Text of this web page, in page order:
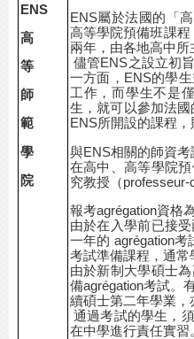
ENS
高
等
師
範
學
院
ENS屬於法國的「
高等學院預備班課
兩年，由各地高中
儘管ENS之設立初
一方面，ENS的學
工作，而學生不是
生，就可以參加法
ENS所開設的課程，
與ENS相關的師資
在高中、高等學院
究教授（professeur-
報考agrégation資格
由於在入學前已接
一年的 agrégation
考試準備課程，通
由於新制大學碩士
備agrégation考試。
續碩士第二年學業
通過考試的學生，
在中學進行責任實